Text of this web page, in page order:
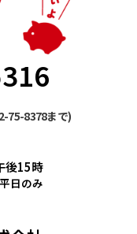
75-8378まで)
後15時
日のみ